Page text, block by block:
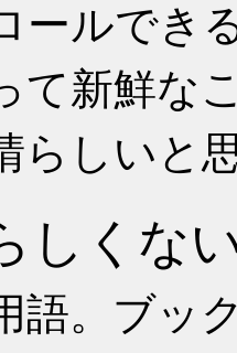
ールでき
て新鮮な
らしいと
しくな
語。ブッ